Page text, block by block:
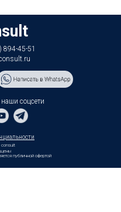
894-45-51
соцсети
публичной офертой
consult